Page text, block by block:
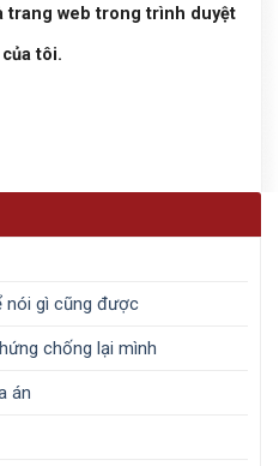
trang web trong trình duyệt
tôi.
nói gì cũng được
chống lại mình
án